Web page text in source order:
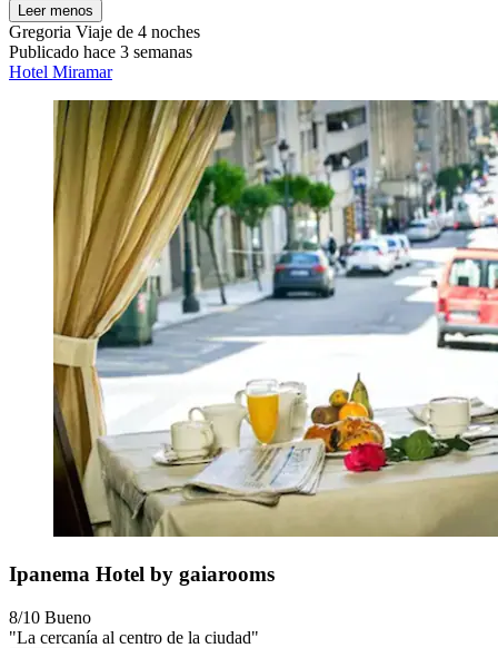
Leer menos
Gregoria Viaje de 4 noches
Publicado hace 3 semanas
Hotel Miramar
Ipanema Hotel by gaiarooms
8/10 Bueno
"La cercanía al centro de la ciudad"